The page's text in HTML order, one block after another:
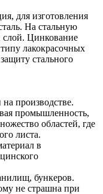
для изготовления
На стальную
слой. Цинкование
лакокрасочных
стального
производстве.
промышленность,
областей, где
листа.
в
бункеров.
не страшна при